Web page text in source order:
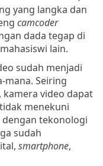
yang langka dan
camcoder
dada tegap di
lain.
sudah menjadi
mana. Seiring
video dapat
menekuni
tekonologi
sudah
smartphone,